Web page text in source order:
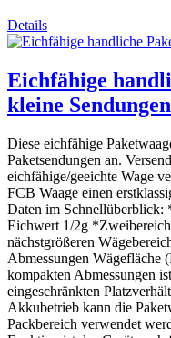
Details
Eichfähige
kleine
Diese eichfähige
Paketsendungen an.
eichfähige/geeichte Wage
FCB Waage einen
Daten im Schnellüberblick:
Eichwert 1/2g
nächstgrößeren
Abmessungen
kompakten Abmessungen
eingeschränkten
Akkubetrieb kann die
Packbereich verwendet